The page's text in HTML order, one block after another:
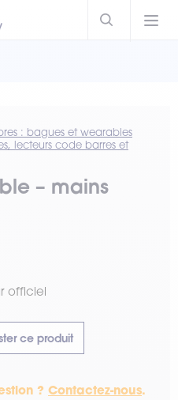
: bagues et wearables
lecteurs code barres et
– mains
officiel
ce produit
? Contactez-nous.